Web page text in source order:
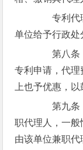
专利代理
单位给予行政处
第八条
专利申请，代理
上也予优惠，以
第九条
职代理人，一般
由该单位兼职